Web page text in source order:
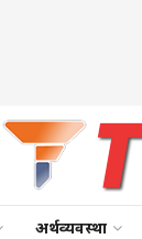
अर्थव्यवस्था